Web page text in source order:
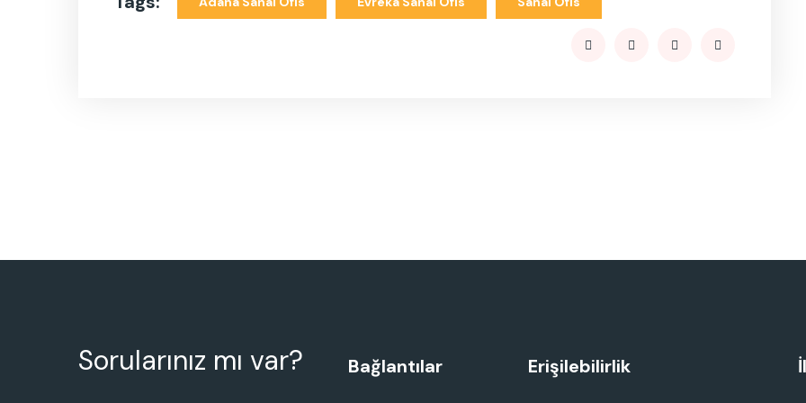
Sorularınız mı var? Bağlantılar Erişilebilirlik